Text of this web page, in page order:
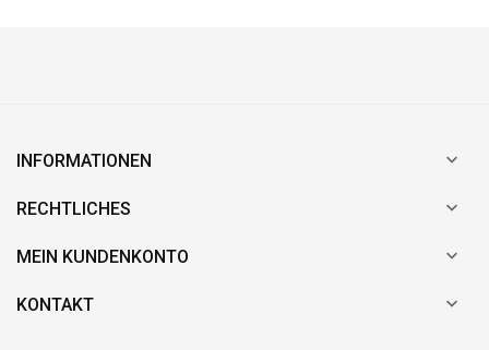
INFORMATIONEN 
RECHTLICHES 
MEIN KUNDENKONTO 
KONTAKT 